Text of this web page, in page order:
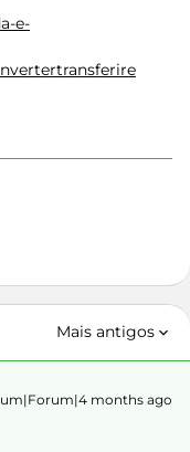
e-
Mais antigos
months ago